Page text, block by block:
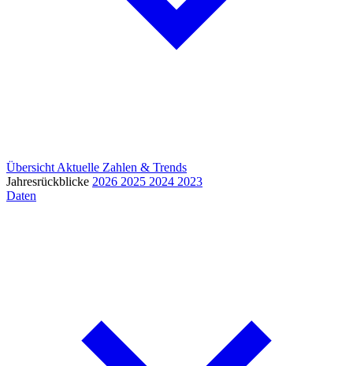
Übersicht Aktuelle Zahlen & Trends
Jahresrückblicke 2026 2025 2024 2023
Daten